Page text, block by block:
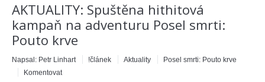
AKTUALITY: Spuštěna hithitová
kampaň na adventuru Posel smrti:
Pouto krve
Napsal: Petr Linhart !článek Aktuality
Posel smrti: Pouto krve
Komentovat